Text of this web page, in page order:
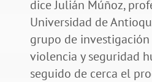
dice Julián Múñoz,
Universidad de
grupo de
violencia y seguridad
seguido de cerca el